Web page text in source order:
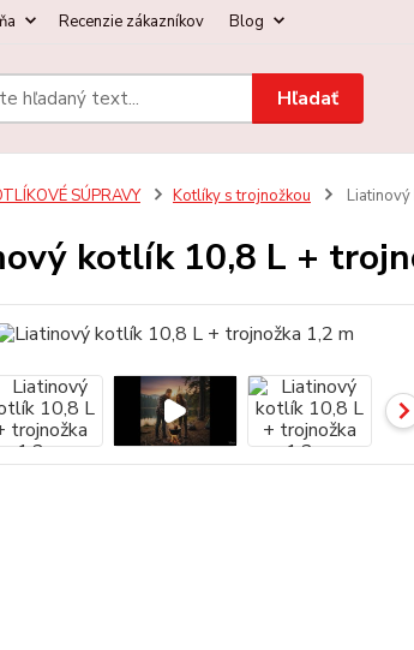
Recenzie zákazníkov Blog
Hľadať
SÚPRAVY Kotlíky s trojnožkou
kotlík 10,8 L +